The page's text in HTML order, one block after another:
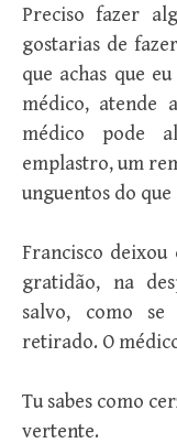
Preciso fazer
gostarias de
que achas que
médico, atende
médico pode
emplastro, um
unguentos do
Francisco
gratidão, na
salvo, como
retirado. O
Tu sabes como
vertente.